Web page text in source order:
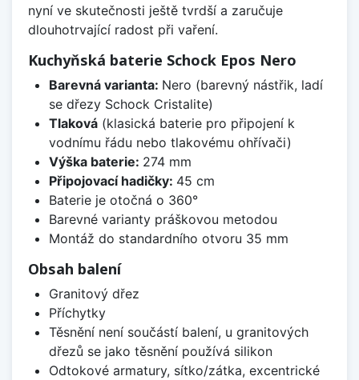
nyní ve skutečnosti ještě tvrdší a zaručuje
dlouhotrvající radost při vaření.
Kuchyňská baterie Schock Epos Nero
Barevná varianta: Nero (barevný nástřik, ladí
se dřezy Schock Cristalite)
Tlaková(klasická baterie pro připojení k
vodnímu řádu nebo tlakovému ohřívači)
Výška baterie: 274 mm
Připojovací hadičky: 45 cm
Baterie je otočná o 360°
Barevné varianty práškovou metodou
Montáž do standardního otvoru 35 mm
Obsah balení
Granitový dřez
Příchytky
Těsnění není součástí balení, u granitových
dřezů se jako těsnění používá silikon
Odtokové armatury, sítko/zátka, excentrické